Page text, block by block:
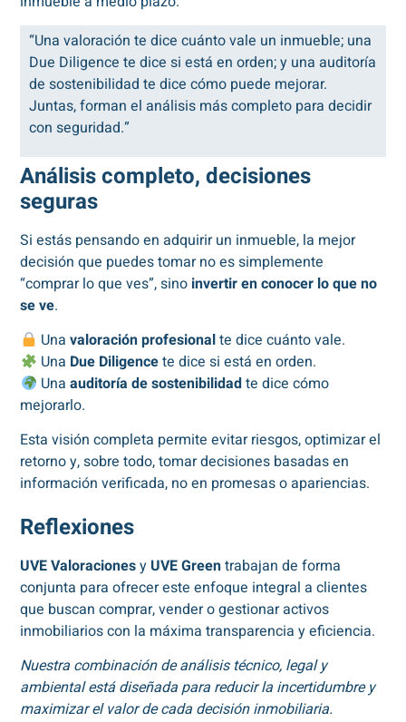
“Una valoración te dice cuánto vale un inmueble; una
Due Diligence te dice si está en orden; y una auditoría
de sostenibilidad te dice cómo puede mejorar.
Juntas, forman el análisis más completo para decidir
con seguridad.”
Análisis completo, decisiones
seguras
Si estás pensando en adquirir un inmueble, la mejor
decisión que puedes tomar no es simplemente
“comprar lo que ves”, sino invertir en conocer lo que no
se ve.
Una valoración profesionalte dice cuánto vale.
Una Due Diligencete dice si está en orden.
Una auditoría de sostenibilidadte dice cómo
mejorarlo.
Esta visión completa permite evitar riesgos, optimizar el
retorno y, sobre todo, tomar decisiones basadas en
información verificada, no en promesas o apariencias.
Reflexiones
UVE Valoracionesy UVE Greentrabajan de forma
conjunta para ofrecer este enfoque integral a clientes
que buscan comprar, vender o gestionar activos
inmobiliarios con la máxima transparencia y eficiencia.
Nuestra combinación de análisis técnico, legal y
ambiental está diseñada para reducir la incertidumbre y
maximizar el valor de cada decisión inmobiliaria.